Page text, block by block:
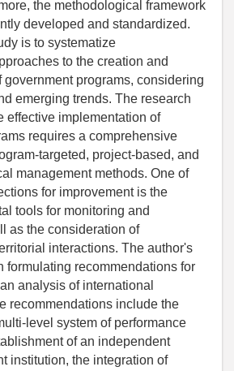
the methodological framework
developed and standardized.
is to systematize
to the creation and
government programs, considering
emerging trends. The research
effective implementation of
requires a comprehensive
targeted, project-based, and
management methods. One of
for improvement is the
tools for monitoring and
as the consideration of
interactions. The author's
formulating recommendations for
analysis of international
recommendations include the
level system of performance
of an independent
institution, the integration of